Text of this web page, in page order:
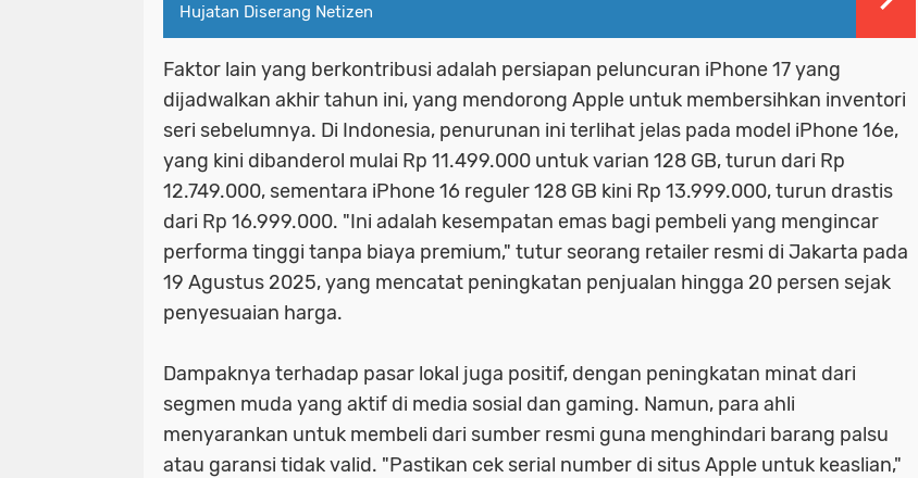
Hujatan Diserang Netizen
Faktor lain yang berkontribusi adalah persiapan peluncuran iPhone 17 yang
dijadwalkan akhir tahun ini, yang mendorong Apple untuk membersihkan inventori
seri sebelumnya. Di Indonesia, penurunan ini terlihat jelas pada model iPhone 16e,
yang kini dibanderol mulai Rp 11.499.000 untuk varian 128 GB, turun dari Rp
12.749.000, sementara iPhone 16 reguler 128 GB kini Rp 13.999.000, turun drastis
dari Rp 16.999.000. "Ini adalah kesempatan emas bagi pembeli yang mengincar
performa tinggi tanpa biaya premium," tutur seorang retailer resmi di Jakarta pada
19 Agustus 2025, yang mencatat peningkatan penjualan hingga 20 persen sejak
penyesuaian harga.
Dampaknya terhadap pasar lokal juga positif, dengan peningkatan minat dari
segmen muda yang aktif di media sosial dan gaming. Namun, para ahli
menyarankan untuk membeli dari sumber resmi guna menghindari barang palsu
atau garansi tidak valid. "Pastikan cek serial number di situs Apple untuk keaslian,"